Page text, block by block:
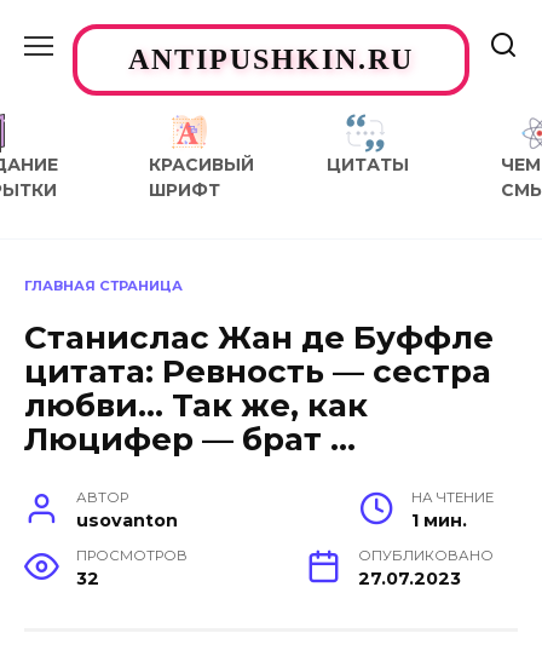
содержаниюANTIPUSHKIN.RU
КРАСИВЫЙ
ШРИФТ
ЦИТАТЫ
ЧЕМ
ГЛАВНАЯ СТРАНИЦА
Станислас Жан де Буффле
цитата: Ревность — сестра
любви… Так же, как
Люцифер — брат …
АВТОР
usovanton
НА ЧТЕНИЕ
1 мин.
ПРОСМОТРОВ
32
ОПУБЛИКОВАНО
27.07.2023